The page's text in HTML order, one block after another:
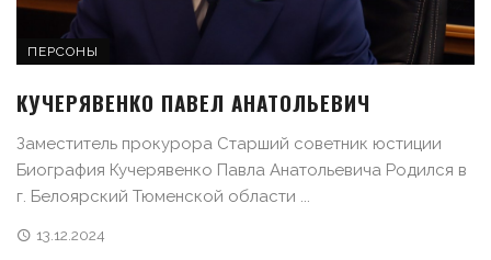
ПЕРСОНЫ
КУЧЕРЯВЕНКО ПАВЕЛ АНАТОЛЬЕВИЧ
Заместитель прокурора Старший советник юстиции
Биография Кучерявенко Павла Анатольевича Родился в
г. Белоярский Тюменской области ...
13.12.2024